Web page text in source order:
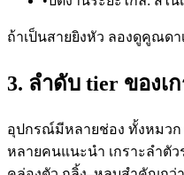
ถ้าเป็นสายยิงหัว ลองดูคูณด
3. ลำดับ tier ของเ
อุปกรณ์มีหลายช่อง ทั้งหมวก
หลายคนแนะนำ เกราะลำตัว